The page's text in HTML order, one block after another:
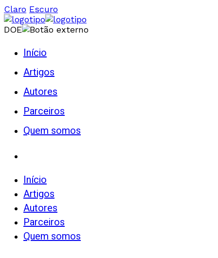
Claro Escuro
DOE
Início
Artigos
Autores
Parceiros
Quem somos
Início
Artigos
Autores
Parceiros
Quem somos